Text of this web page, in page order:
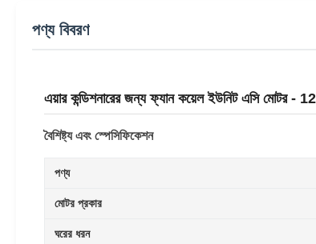
পণ্য বিবরণ
এয়ার কন্ডিশনারের জন্য ফ্যান কয়েল ইউনিট এসি
বৈশিষ্ট্য এবং স্পেসিফিকেশন
পণ্য
মোটর প্রকার
ঘরের ধরন